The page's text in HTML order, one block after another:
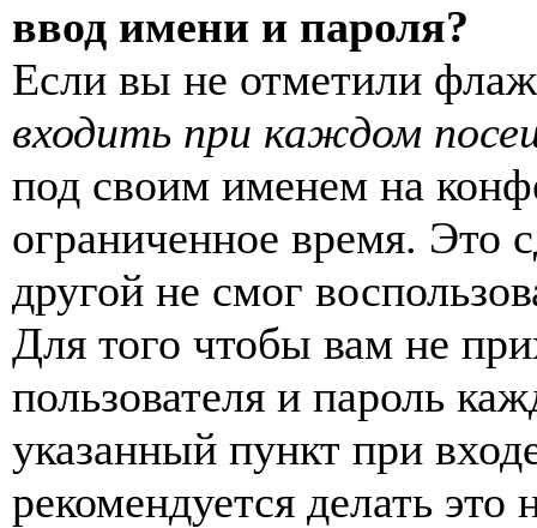
ввод имени и пароля?
Если вы не отметили
входить при каждом
под своим именем на
ограниченное время. Это
другой не смог
Для того чтобы вам не
пользователя и пароль
указанный пункт при
рекомендуется делать